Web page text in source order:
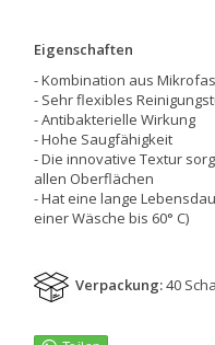
Eigenschaften
- Kombination aus
- Sehr flexibles
- Antibakterielle Wirkung
- Hohe Saugfähigkeit
- Die innovative Textur
allen Oberflächen
- Hat eine lange
einer Wäsche bis 60° C)
Verpackung:40